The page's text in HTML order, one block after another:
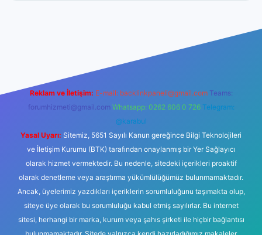
Reklam ve İletişim: E-mail: backlinkpaneli@gmail.com Teams:
forumhizmeti@gmail.com Whatsapp: 0262 606 0 726 Telegram:
@karabul
Yasal Uyarı: Sitemiz, 5651 Sayılı Kanun gereğince Bilgi Teknolojileri
ve İletişim Kurumu (BTK) tarafından onaylanmış bir Yer Sağlayıcı
olarak hizmet vermektedir. Bu nedenle, sitedeki içerikleri proaktif
olarak denetleme veya araştırma yükümlülüğümüz bulunmamaktadır.
Ancak, üyelerimiz yazdıkları içeriklerin sorumluluğunu taşımakta olup,
siteye üye olarak bu sorumluluğu kabul etmiş sayılırlar. Bu internet
sitesi, herhangi bir marka, kurum veya şahıs şirketi ile hiçbir bağlantısı